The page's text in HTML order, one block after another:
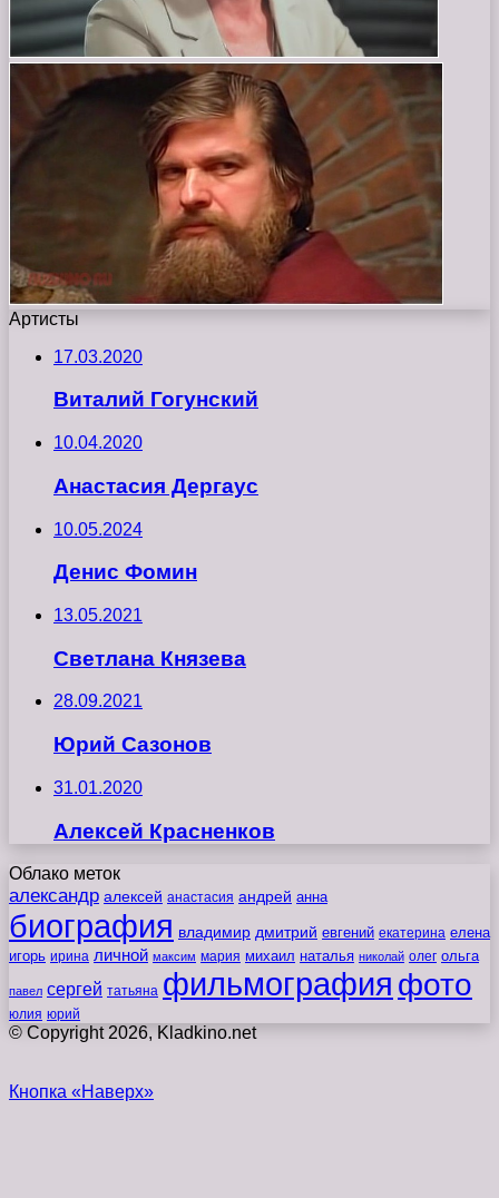
Артисты
17.03.2020
Виталий Гогунский
10.04.2020
Анастасия Дергаус
10.05.2024
Денис Фомин
13.05.2021
Светлана Князева
28.09.2021
Юрий Сазонов
31.01.2020
Алексей Красненков
Облако меток
александр алексей анастасия андрей анна
биография владимир дмитрий евгений екатерина елена
игорь ирина личной максим мария михаил наталья николай олег ольга
павел сергей татьяна фильмография фото
юлия юрий
© Copyright 2026, Kladkino.net
Кнопка «Наверх»